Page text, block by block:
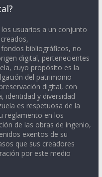
usuarios a un conjunto
bibliográficos, no
digital, pertenecientes
cuyo propósito es la
del patrimonio
digital, con
identidad y diversidad
es respetuosa de la
reglamento en los
de las obras de ingenio,
exentos de su
que sus creadores
por este medio